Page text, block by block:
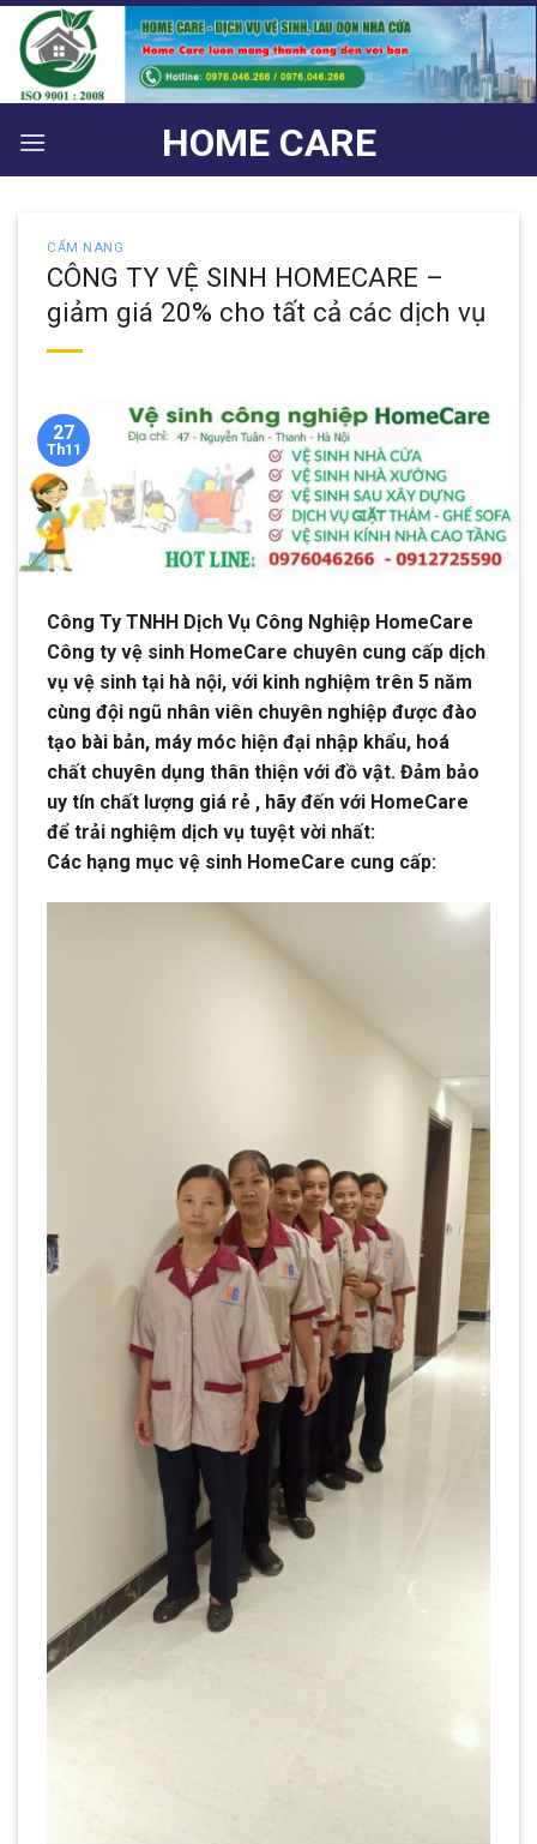
Bỏ
qua
nội
dung
HOME CARE
CẨM NANG
CÔNG TY VỆ SINH HOMECARE –
giảm giá 20% cho tất cả các dịch vụ
27
Th11
Công Ty TNHH Dịch Vụ Công Nghiệp HomeCare
Công ty vệ sinh HomeCare chuyên cung cấp dịch
vụ vệ sinh tại hà nội, với kinh nghiệm trên 5 năm
cùng đội ngũ nhân viên chuyên nghiệp được đào
tạo bài bản, máy móc hiện đại nhập khẩu, hoá
chất chuyên dụng thân thiện với đồ vật. Đảm bảo
uy tín chất lượng giá rẻ , hãy đến với HomeCare
để trải nghiệm dịch vụ tuyệt vời nhất:
Các hạng mục vệ sinh HomeCare cung cấp: